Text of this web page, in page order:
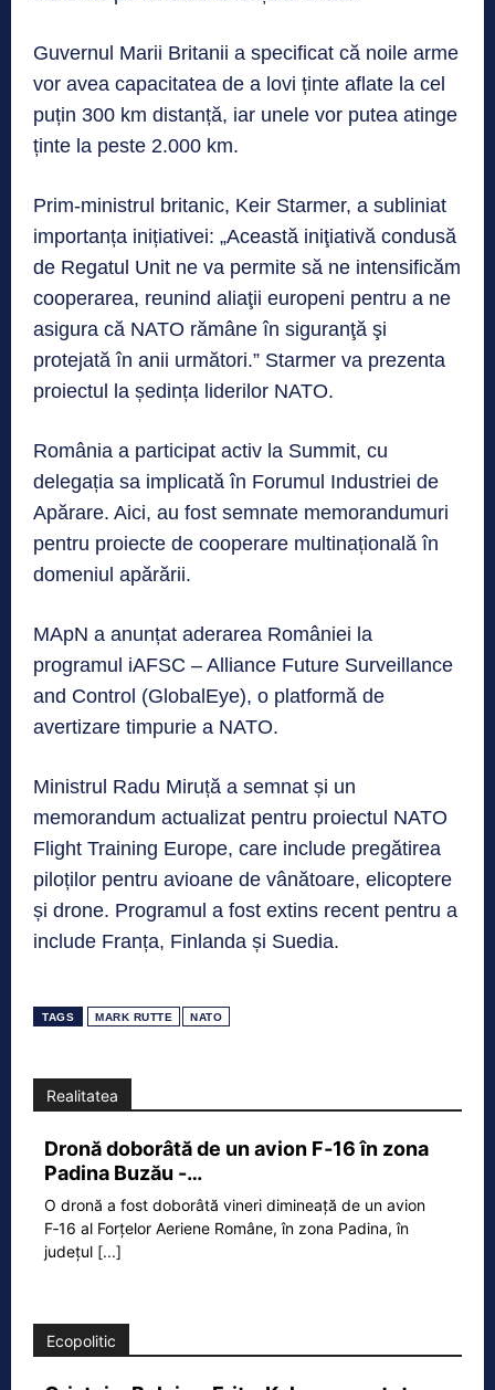
Guvernul Marii Britanii a specificat că noile arme
vor avea capacitatea de a lovi ținte aflate la cel
puțin 300 km distanță, iar unele vor putea atinge
ținte la peste 2.000 km.
Prim-ministrul britanic, Keir Starmer, a subliniat
importanța inițiativei: „Această iniţiativă condusă
de Regatul Unit ne va permite să ne intensificăm
cooperarea, reunind aliaţii europeni pentru a ne
asigura că NATO rămâne în siguranţă şi
protejată în anii următori.” Starmer va prezenta
proiectul la ședința liderilor NATO.
România a participat activ la Summit, cu
delegația sa implicată în Forumul Industriei de
Apărare. Aici, au fost semnate memorandumuri
pentru proiecte de cooperare multinațională în
domeniul apărării.
MApN a anunțat aderarea României la
programul iAFSC – Alliance Future Surveillance
and Control (GlobalEye), o platformă de
avertizare timpurie a NATO.
Ministrul Radu Miruță a semnat și un
memorandum actualizat pentru proiectul NATO
Flight Training Europe, care include pregătirea
piloților pentru avioane de vânătoare, elicoptere
și drone. Programul a fost extins recent pentru a
include Franța, Finlanda și Suedia.
TAGS MARK RUTTE NATO
Realitatea
Dronă doborâtă de un avion F‑16 în zona
Padina Buzău -…
O dronă a fost doborâtă vineri dimineață de un avion
F‑16 al Forțelor Aeriene Române, în zona Padina, în
județul [...]
Ecopolitic